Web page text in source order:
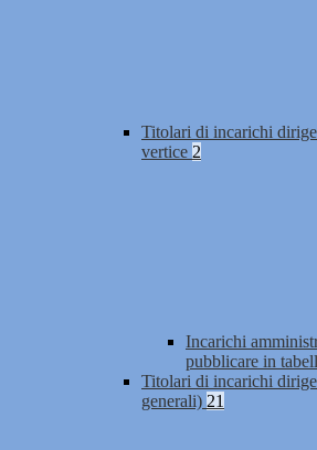
Titolari di incarichi
vertice 2
Incarichi
pubblicare in
Titolari di incarichi
generali) 21